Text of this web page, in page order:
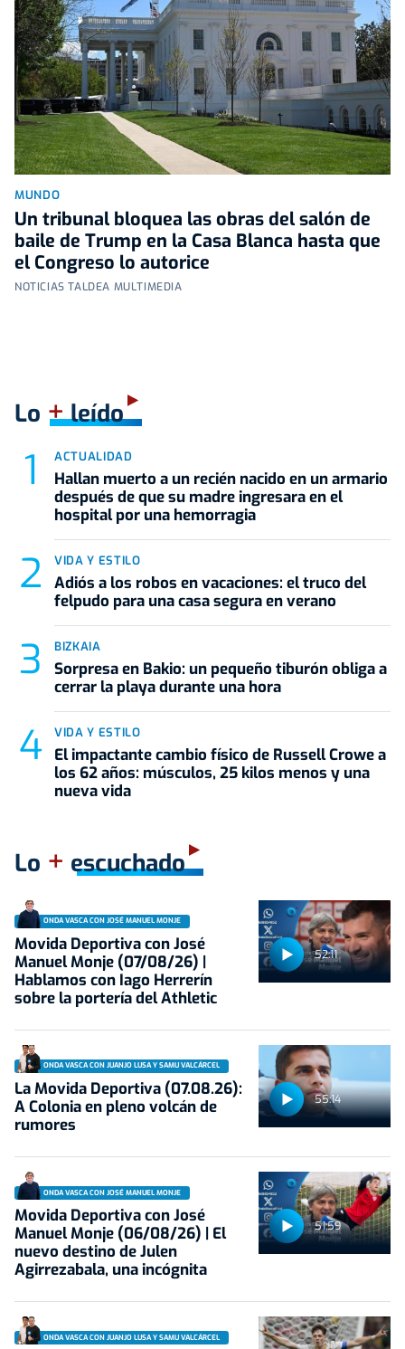
MUNDO
Un tribunal bloquea las obras del salón de
baile de Trump en la Casa Blanca hasta que
el Congreso lo autorice
NOTICIAS TALDEA MULTIMEDIA
Lo +leído
ACTUALIDAD
Hallan muerto a un recién nacido en un armario
después de que su madre ingresara en el
hospital por una hemorragia
VIDA Y ESTILO
Adiós a los robos en vacaciones: el truco del
felpudo para una casa segura en verano
BIZKAIA
Sorpresa en Bakio: un pequeño tiburón obliga a
cerrar la playa durante una hora
VIDA Y ESTILO
El impactante cambio físico de Russell Crowe a
los 62 años: músculos, 25 kilos menos y una
nueva vida
Lo + escuchado
52:11
ONDA VASCA CON JOSÉ MANUEL MONJE
Movida Deportiva con José
Manuel Monje (07/08/26) |
Hablamos con Iago Herrerín
sobre la portería del Athletic
55:14
ONDA VASCA CON JUANJO LUSA Y SAMU VALCÁRCEL
La Movida Deportiva (07.08.26):
A Colonia en pleno volcán de
rumores
51:59
ONDA VASCA CON JOSÉ MANUEL MONJE
Movida Deportiva con José
Manuel Monje (06/08/26) | El
nuevo destino de Julen
Agirrezabala, una incógnita
ONDA VASCA CON JUANJO LUSA Y SAMU VALCÁRCEL